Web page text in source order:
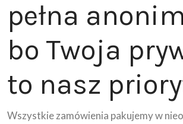
pełna
bo Twoja
to nasz
Wszystkie zamówienia pakujemy w